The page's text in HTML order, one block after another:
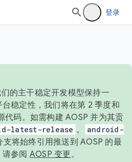
登录
的主干稳定开发模型保持一
稳定性，我们将在第 2 季度和
代码。如需构建 AOSP 并为其贡
latest-release 。
android-
支将始终引用推送到 AOSP 的最
参阅 AOSP 变更。